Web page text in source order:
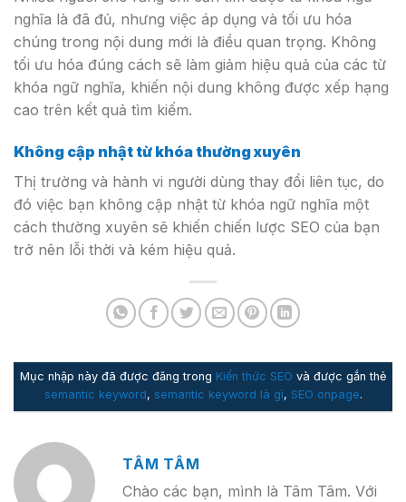
nghĩa là đã đủ, nhưng việc áp dụng và tối ưu hóa
chúng trong nội dung mới là điều quan trọng. Không
tối ưu hóa đúng cách sẽ làm giảm hiệu quả của các từ
khóa ngữ nghĩa, khiến nội dung không được xếp hạng
cao trên kết quả tìm kiếm.
Không cập nhật từ khóa thường xuyên
Thị trường và hành vi người dùng thay đổi liên tục, do
đó việc bạn không cập nhật từ khóa ngữ nghĩa một
cách thường xuyên sẽ khiến chiến lược SEO của bạn
trở nên lỗi thời và kém hiệu quả.
Mục nhập này đã được đăng trong Kiến thức SEO và được gắn thẻ
semantic keyword, semantic keyword là gì, SEO onpage.
TÂM TÂM
Chào các bạn, mình là Tâm Tâm. Với